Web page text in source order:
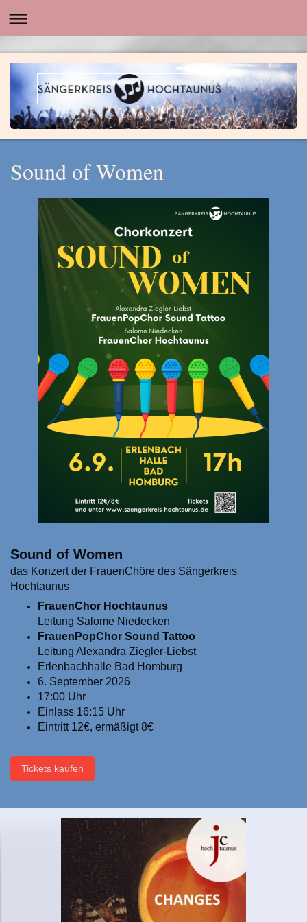
Sound of Women
Sound of Women
das Konzert der FrauenChöre des Sängerkreis
Hochtaunus
FrauenChor Hochtaunus
Leitung Salome Niedecken
FrauenPopChor Sound Tattoo
Leitung Alexandra Ziegler-Liebst
Erlenbachhalle Bad Homburg
6. September 2026
17:00 Uhr
Einlass 16:15 Uhr
Eintritt 12€, ermäßigt 8€
Tickets kaufen